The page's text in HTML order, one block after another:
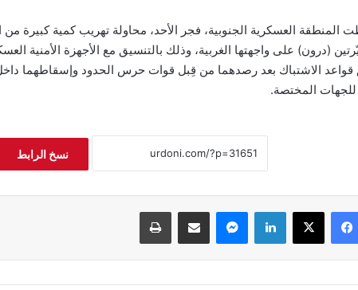
المنطقة العسكرية الجنوبية، فجر الأحد، محاولة تهريب كمية كبيرة
(درون) على واجهتها الغربية، وذلك بالتنسيق مع الأجهزة الأمنية
الاشتباك بعد رصدهما من قِبل قوات حرس الحدود وإسقاطهما داخل
المختصة.
نسخ الرابط
فيسبوك لينكدإن